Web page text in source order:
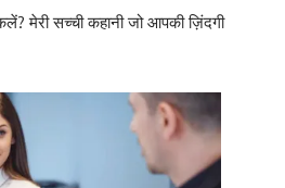
मेरी सच्ची कहानी जो आपकी ज़िंदगी